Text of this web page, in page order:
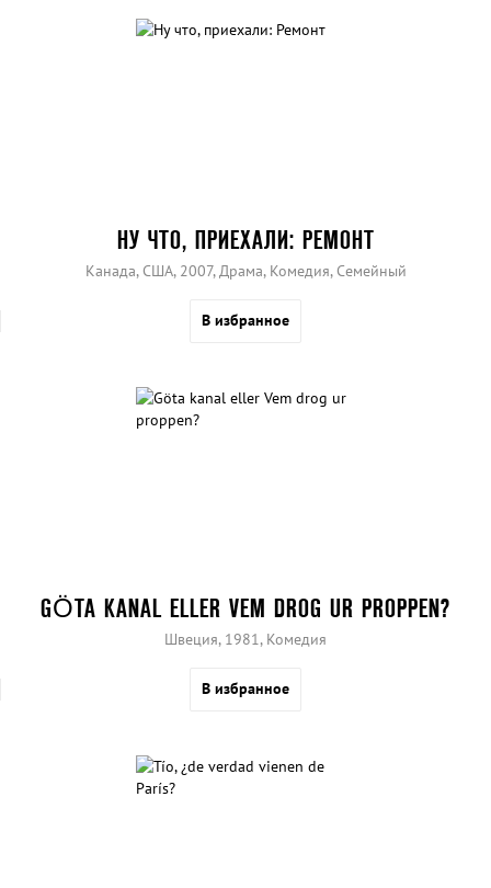
НУ ЧТО, ПРИЕХАЛИ: РЕМОНТ
Канада, США, 2007, Драма, Комедия, Семейный
В избранное
GÖTA KANAL ELLER VEM DROG UR PROPPEN?
Швеция, 1981, Комедия
В избранное